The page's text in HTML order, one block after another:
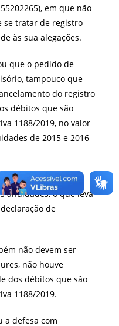
em que não
se tratar de registro
às sua alegações.
que o pedido de
tampouco que
do registro
débitos que são
1188/2019, no valor
de 2015 e 2016
é no sentido de
anuidades, o que leva
de
não devem ser
não houve
dos débitos que são
1188/2019.
a defesa com